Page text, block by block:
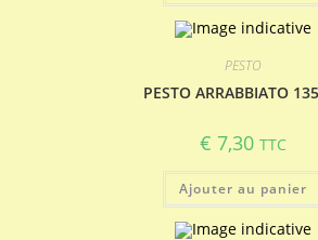
PESTO
PESTO ARRABBIATO
€ 7,30 TTC
Ajouter au panier